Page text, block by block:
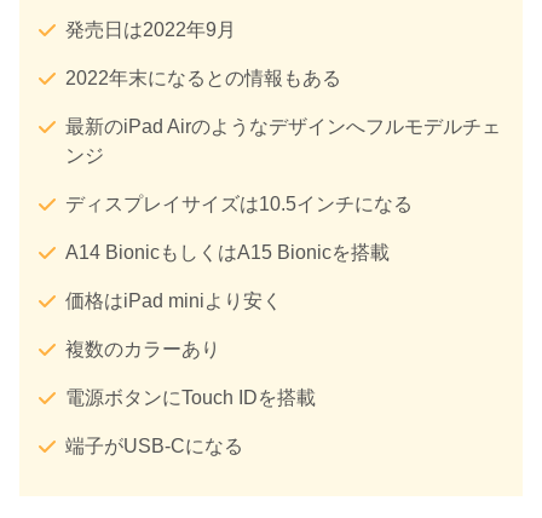
発売日は2022年9月
2022年末になるとの情報もある
最新のiPad Airのようなデザインへフルモデルチェ
ンジ
ディスプレイサイズは10.5インチになる
A14 BionicもしくはA15 Bionicを搭載
価格はiPad miniより安く
複数のカラーあり
電源ボタンにTouch IDを搭載
端子がUSB-Cになる